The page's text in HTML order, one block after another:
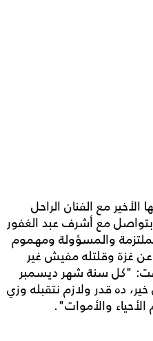
مع الفنان الراحل
مع أشرف عبد الغفور
والمسؤولة ومهموم
غزة وقلتله مفيش غير
"كل سنة شهر ديسمبر
ده قدر ولازم نتقبله وزي
الأحياء والأموات".